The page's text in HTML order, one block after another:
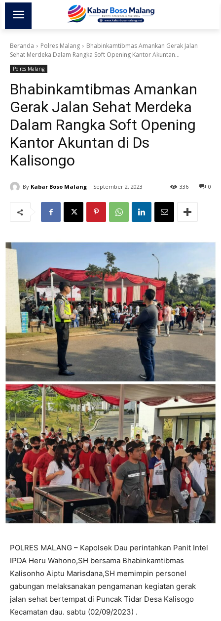
Beranda Polres Malang
Bhabinkamtibmas Amankan Gerak Jalan
Sehat Merdeka Dalam Rangka Soft Opening Kantor Akuntan...
Polres Malang
Bhabinkamtibmas Amankan
Gerak Jalan Sehat Merdeka
Dalam Rangka Soft Opening
Kantor Akuntan di Ds
Kalisongo
By Kabar Boso Malang September 2, 2023 0
336
POLRES MALANG – Kapolsek Dau perintahkan Panit Intel
IPDA Heru Wahono,SH bersama Bhabinkamtibmas
Kalisonho Aiptu Marisdana,SH memimpin personel
gabungan melaksanakan pengamanan kegiatan gerak
jalan sehat bertempat di Puncak Tidar Desa Kalisogo
Kecamatan dau. sabtu (02/09/2023) .